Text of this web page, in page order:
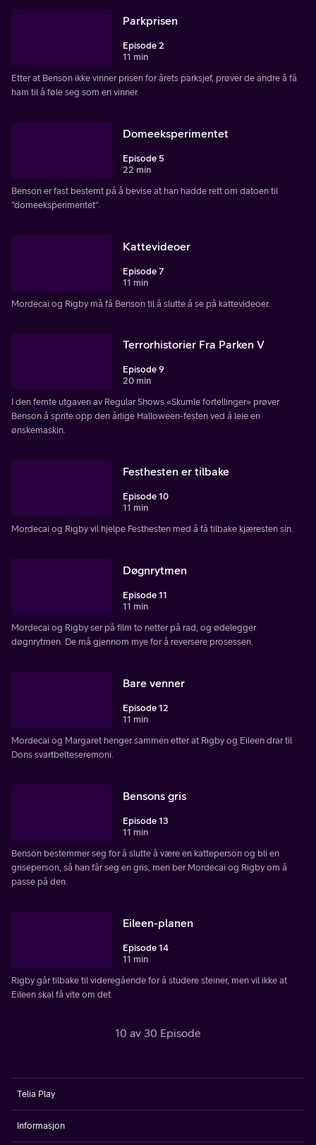
Parkprisen
Episode 2
11 min
Etter at Benson ikke vinner prisen for årets parksjef, prøver de andre å få
ham til å føle seg som en vinner.
Domeeksperimentet
Episode 5
22 min
Benson er fast bestemt på å bevise at han hadde rett om datoen til
"domeeksperimentet".
Kattevideoer
Episode 7
11 min
Mordecai og Rigby må få Benson til å slutte å se på kattevideoer.
Terrorhistorier Fra Parken V
Episode 9
20 min
I den femte utgaven av Regular Shows «Skumle fortellinger» prøver
Benson å sprite opp den årlige Halloween-festen ved å leie en
ønskemaskin.
Festhesten er tilbake
Episode 10
11 min
Mordecai og Rigby vil hjelpe Festhesten med å få tilbake kjæresten sin.
Døgnrytmen
Episode 11
11 min
Mordecai og Rigby ser på film to netter på rad, og ødelegger
døgnrytmen. De må gjennom mye for å reversere prosessen.
Bare venner
Episode 12
11 min
Mordecai og Margaret henger sammen etter at Rigby og Eileen drar til
Dons svartbelteseremoni.
Bensons gris
Episode 13
11 min
Benson bestemmer seg for å slutte å være en katteperson og bli en
griseperson, så han får seg en gris, men ber Mordecai og Rigby om å
passe på den.
Eileen-planen
Episode 14
11 min
Rigby går tilbake til videregående for å studere steiner, men vil ikke at
Eileen skal få vite om det.
10 av 30 Episode
Telia Play
Informasjon